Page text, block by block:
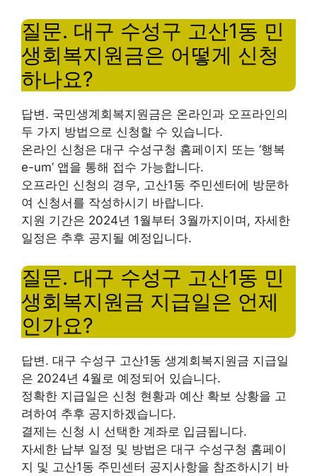
질문. 대구 수성구 고산1동 민
생회복지원금은 어떻게 신청
하나요?
답변. 국민생계회복지원금은 온라인과 오프라인의
두 가지 방법으로 신청할 수 있습니다.
온라인 신청은 대구 수성구청 홈페이지 또는 ‘행복
e-um’ 앱을 통해 접수 가능합니다.
오프라인 신청의 경우, 고산1동 주민센터에 방문하
여 신청서를 작성하시기 바랍니다.
지원 기간은 2024년 1월부터 3월까지이며, 자세한
일정은 추후 공지될 예정입니다.
질문. 대구 수성구 고산1동 민
생회복지원금 지급일은 언제
인가요?
답변. 대구 수성구 고산1동 생계회복지원금 지급일
은 2024년 4월로 예정되어 있습니다.
정확한 지급일은 신청 현황과 예산 확보 상황을 고
려하여 추후 공지하겠습니다.
결제는 신청 시 선택한 계좌로 입금됩니다.
자세한 납부 일정 및 방법은 대구 수성구청 홈페이
지 및 고산1동 주민센터 공지사항을 참조하시기 바